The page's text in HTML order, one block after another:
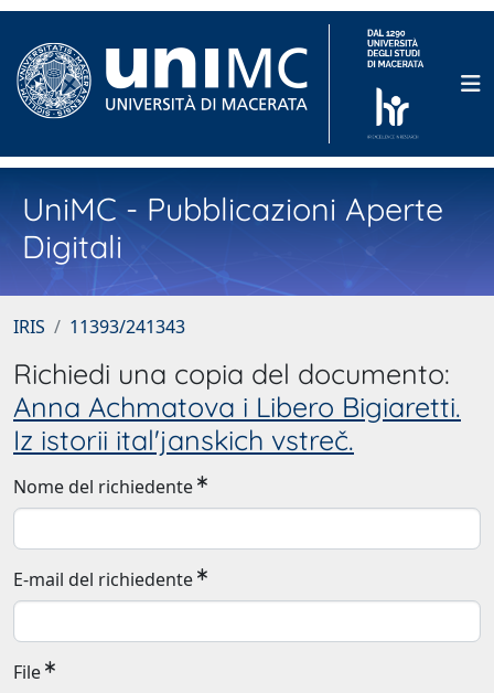
UniMC - Pubblicazioni Aperte
Digitali
IRIS 11393/241343
Richiedi una copia del documento:
Anna Achmatova i Libero Bigiaretti.
Iz istorii ital'janskich vstreč.
Nome del richiedente
E-mail del richiedente
File